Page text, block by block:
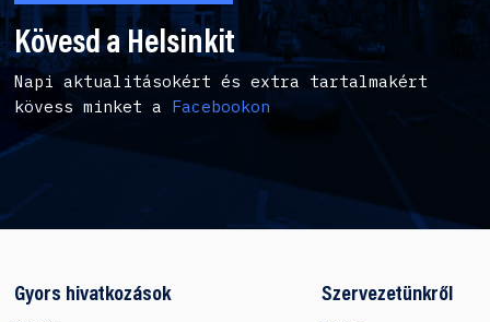
Kövesd a Helsinkit
Napi aktualitásokért és extra tartalmakért
kövess minket a Facebookon
Gyors hivatkozások Szervezetünkről